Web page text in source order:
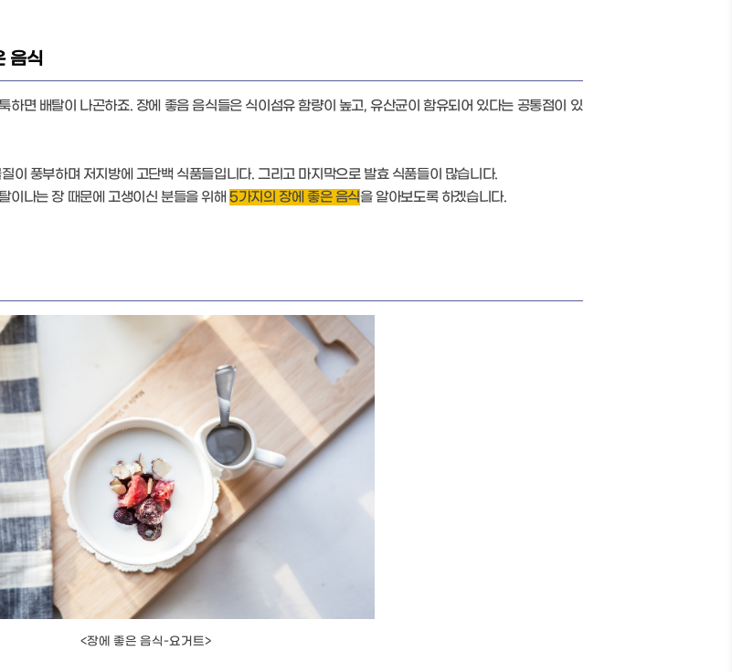
음식
하면 배탈이 나곤하죠. 장에 좋음 음식들은 식이섬유 함량이 높고, 유산균이 함유되어 있다는 공통점이 있
이 풍부하며 저지방에 고단백 식품들입니다. 그리고 마지막으로 발효 식품들이 많습니다.
이나는 장 때문에 고생이신 분들을 위해5가지의 장에 좋은 음식을 알아보도록 하겠습니다.
<장에 좋은 음식-요거트>